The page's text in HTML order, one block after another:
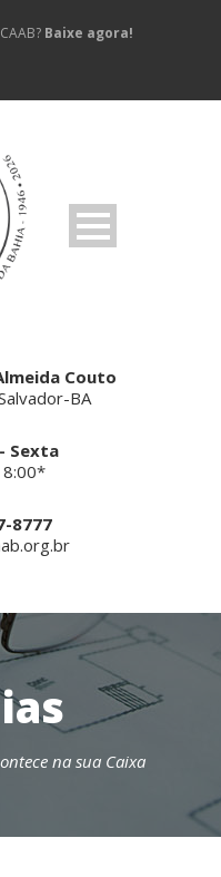
Baixe agora!
Couto
BA
Sexta
8777
na sua Caixa